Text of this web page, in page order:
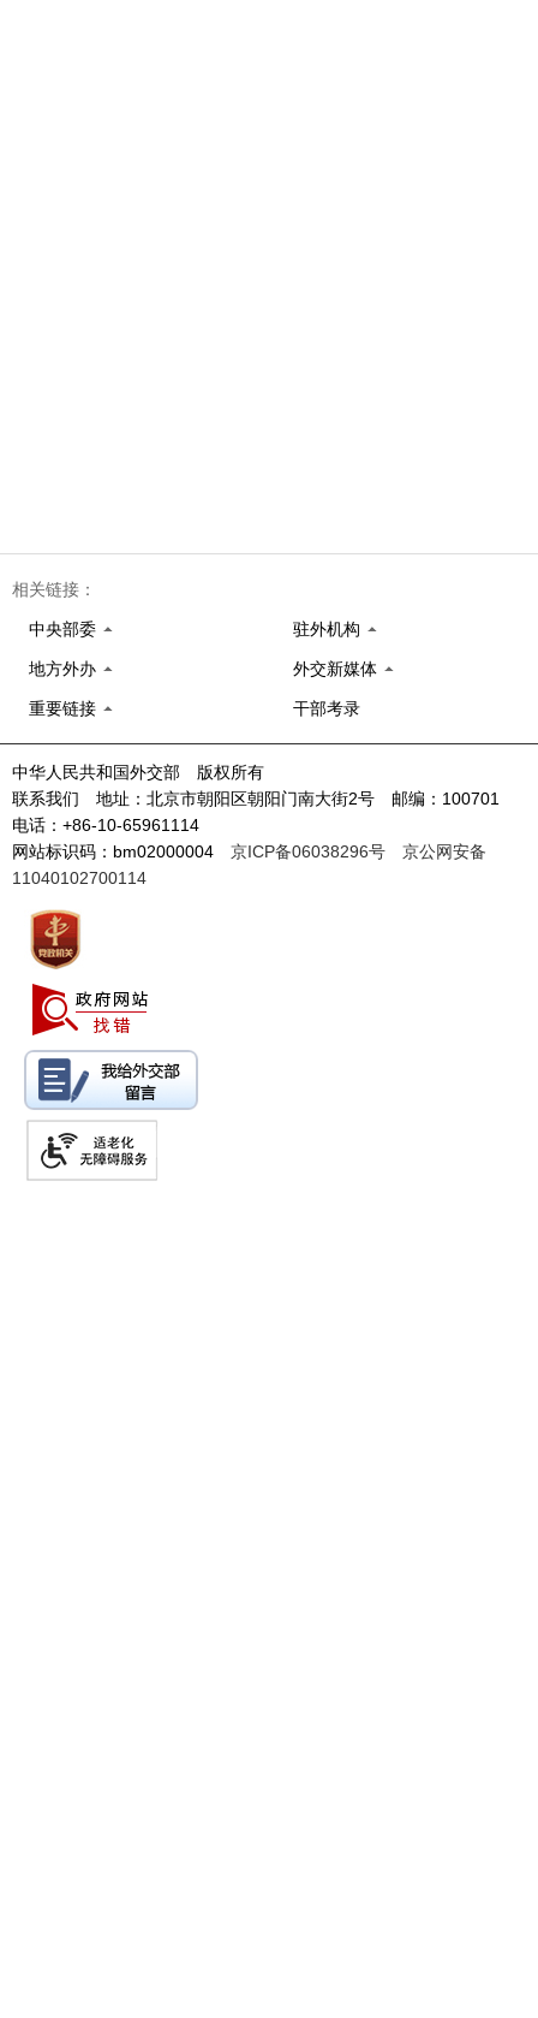
相关链接：
中央部委 驻外机构
地方外办 外交新媒体
重要链接 干部考录
中华人民共和国外交部 版权所有
联系我们 地址：北京市朝阳区朝阳门南大街2号 邮编：100701
电话：+86-10-65961114
网站标识码：bm02000004 京ICP备06038296号
京公网安备
11040102700114